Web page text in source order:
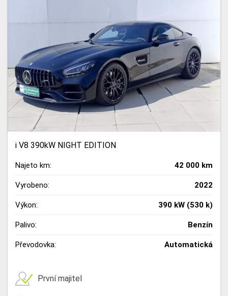
i V8 390kW NIGHT EDITION
Najeto km: 42 000 km
Vyrobeno: 2022
Výkon: 390 kW (530 k)
Palivo: Benzín
Převodovka: Automatická
První majitel